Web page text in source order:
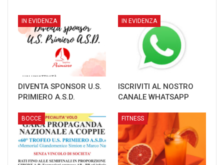
IN EVIDENZA
DIVENTA SPONSOR U.S.
PRIMIERO A.S.D.
IN EVIDENZA
ISCRIVITI AL NOSTRO
CANALE WHATSAPP
BOCCE FITNESS